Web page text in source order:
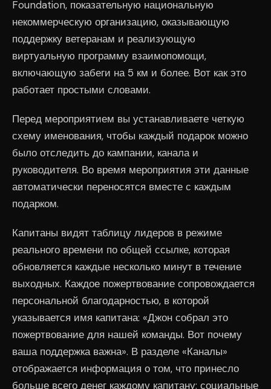
Foundation, показательную национальную
некоммерческую организацию, оказывающую
поддержку ветеранам и реализующую
виртуальную программу взаимопомощи,
включающую забеги на 5 км и более. Вот как это
работает простыми словами.
Перед мероприятием вы устанавливаете четкую
схему именования, чтобы каждый подарок можно
было отследить до кампании, канала и
руководителя. Во время мероприятия эти данные
автоматически переносятся вместе с каждым
подарком.
Капитаны видят таблицу лидеров в режиме
реального времени по общей ссылке, которая
обновляется каждые несколько минут в течение
выходных. Каждое пожертвование сопровождается
персональной благодарностью, в которой
указывается имя капитана: «Джон собрал это
пожертвование для нашей команды. Вот почему
ваша поддержка важна». В разделе «Каналы»
отображается информация о том, что принесло
больше всего денег каждому капитану: социальные